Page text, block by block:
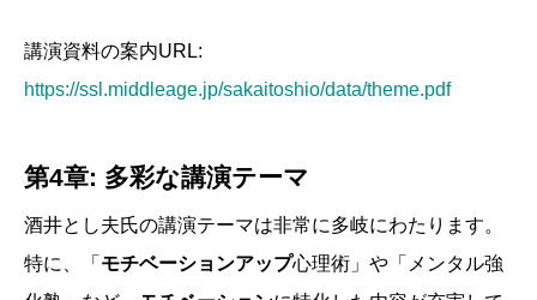
講演資料の案内URL:
https://ssl.middleage.jp/sakaitoshio/data/theme.pdf
第4章: 多彩な講演テーマ
酒井とし夫氏の講演テーマは非常に多岐にわたります。
特に、「 モチベーションアップ心理術」や「メンタル強